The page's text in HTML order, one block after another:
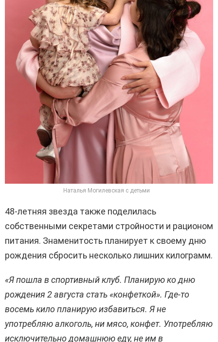
Наталья Могилевская с детьми
48-летняя звезда также поделилась
собственными секретами стройности и рационом
питания. Знаменитость планирует к своему дню
рождения сбросить несколько лишних килограмм.
«Я пошла в спортивный клуб. Планирую ко дню
рождения 2 августа стать «конфеткой». Где-то
восемь кило планирую избавиться. Я не
употребляю алкоголь, ни мясо, конфет. Употребляю
исключительно домашнюю еду, не им в